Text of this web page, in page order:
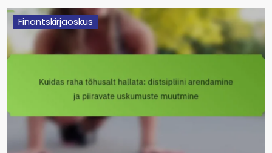
Finantskirjaoskus